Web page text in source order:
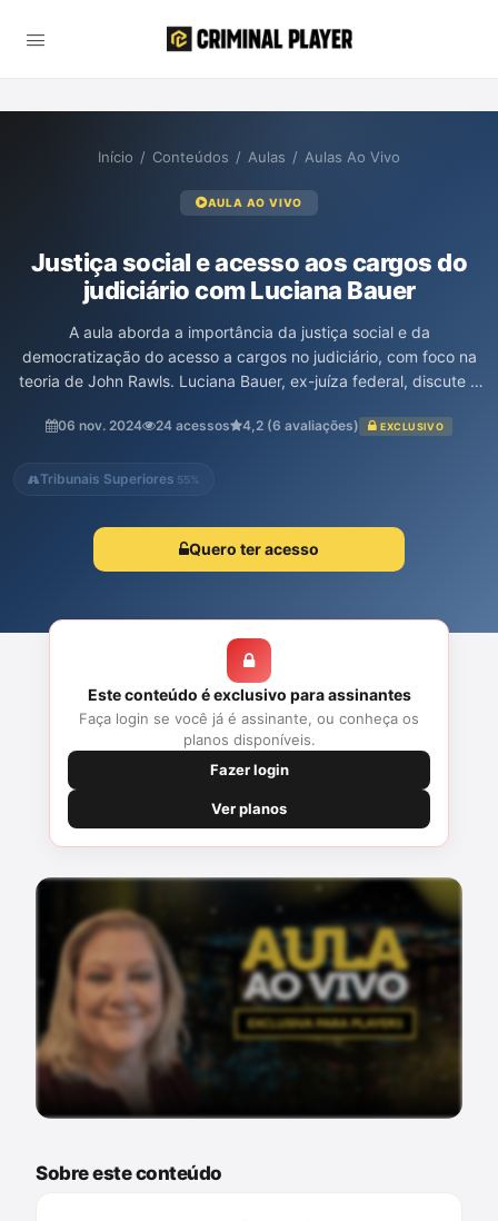
Início / Conteúdos / Aulas / Aulas Ao Vivo
AULA AO VIVO
Justiça social e acesso aos cargos do
judiciário com Luciana Bauer
A aula aborda a importância da justiça social e da
democratização do acesso a cargos no judiciário, com foco na
teoria de John Rawls. Luciana Bauer, ex-juíza federal, discute a
de grupos historicamente marginalizados, como negros e
promoção da diversidade no sistema judicial. A conversa
Estados Unidos, evidenciando ...
06 nov. 2024 24 acessos 4,2 (6 avaliações) EXCLUSIVO
Tribunais Superiores 55%
Quero ter acesso
Este conteúdo é exclusivo para assinantes
Faça login se você já é assinante, ou conheça os
planos disponíveis.
Fazer login
Ver planos
Conteúdo exclusivo para assinantes
Sobre este conteúdo